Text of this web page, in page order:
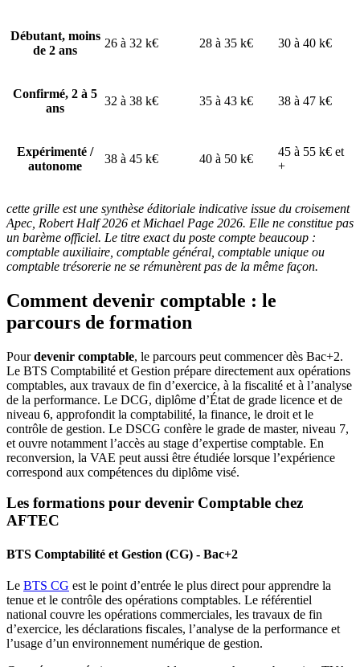
Débutant, moins
de 2 ans
26 à 32 k€ 28 à 35 k€ 30 à 40 k€
Confirmé, 2 à 5
ans
32 à 38 k€ 35 à 43 k€ 38 à 47 k€
Expérimenté /
autonome
38 à 45 k€ 40 à 50 k€
45 à 55 k€ et
+
cette grille est une synthèse éditoriale indicative issue du croisement
Apec, Robert Half 2026 et Michael Page 2026. Elle ne constitue pas
un barème officiel. Le titre exact du poste compte beaucoup :
comptable auxiliaire, comptable général, comptable unique ou
comptable trésorerie ne se rémunèrent pas de la même façon.
Comment devenir comptable : le
parcours de formation
Pourdevenir comptable, le parcours peut commencer dès Bac+2.
Le BTS Comptabilité et Gestion prépare directement aux opérations
comptables, aux travaux de fin d’exercice, à la fiscalité et à l’analyse
de la performance. Le DCG, diplôme d’État de grade licence et de
niveau 6, approfondit la comptabilité, la finance, le droit et le
contrôle de gestion. Le DSCG confère le grade de master, niveau 7,
et ouvre notamment l’accès au stage d’expertise comptable. En
reconversion, la VAE peut aussi être étudiée lorsque l’expérience
correspond aux compétences du diplôme visé.
Les formations pour devenir Comptable chez
AFTEC
BTS Comptabilité et Gestion (CG) - Bac+2
Le BTS CG est le point d’entrée le plus direct pour apprendre la
tenue et le contrôle des opérations comptables. Le référentiel
national couvre les opérations commerciales, les travaux de fin
d’exercice, les déclarations fiscales, l’analyse de la performance et
l’usage d’un environnement numérique de gestion.